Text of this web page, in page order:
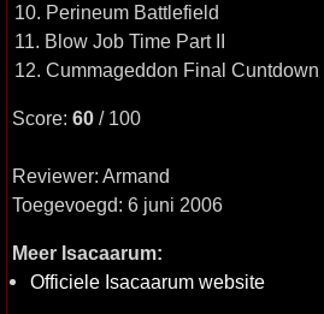
10. Perineum Battlefield
11. Blow Job Time Part II
12. Cummageddon Final Cuntdown
Score: 60 / 100
Reviewer: Armand
Toegevoegd: 6 juni 2006
Meer Isacaarum:
Officiele Isacaarum website